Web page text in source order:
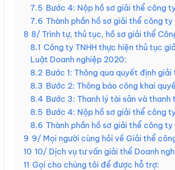
7.5 Bước 4: Nộp hồ sơ giải thể công
7.6 Thành phần hồ sơ giải thể công
8 8/ Trình tự, thủ tục, hồ sơ giải thể
8.1 Công ty TNHH thực hiện thủ tục
Luật Doanh nghiệp 2020:
8.2 Bước 1: Thông qua quyết định giải
8.3 Bước 2: Thông báo công khai
8.4 Bước 3: Thanh lý tài sản và
8.5 Bước 4: Nộp hồ sơ giải thể công
8.6 Thành phần hồ sơ giải thể công
9 9/ Mọi người cùng hỏi về Giải thể
10 10/ Dịch vụ tư vấn giải thể Doanh
11 Gọi cho chúng tôi để được hỗ trợ: